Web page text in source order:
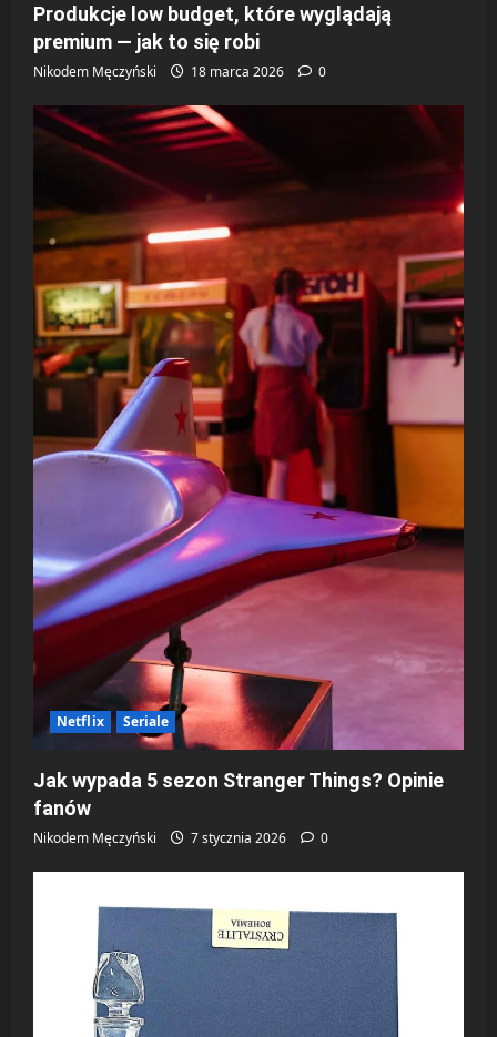
Produkcje low budget, które wyglądają
premium — jak to się robi
Nikodem Męczyński 18 marca 2026 0
Netflix Seriale
Jak wypada 5 sezon Stranger Things? Opinie
fanów
Nikodem Męczyński 7 stycznia 2026 0